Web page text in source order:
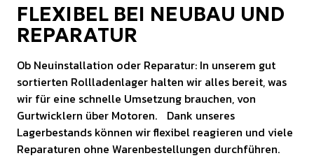
FLEXIBEL BEI NEUBAU UND
REPARATUR
Ob Neuinstallation oder Reparatur: In unserem gut
sortierten Rollladenlager halten wir alles bereit, was
wir für eine schnelle Umsetzung brauchen, von
Gurtwicklern über Motoren. Dank unseres
Lagerbestands können wir flexibel reagieren und viele
Reparaturen ohne Warenbestellungen durchführen.